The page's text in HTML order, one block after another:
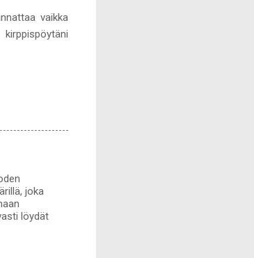
vaikka
joka
löydät